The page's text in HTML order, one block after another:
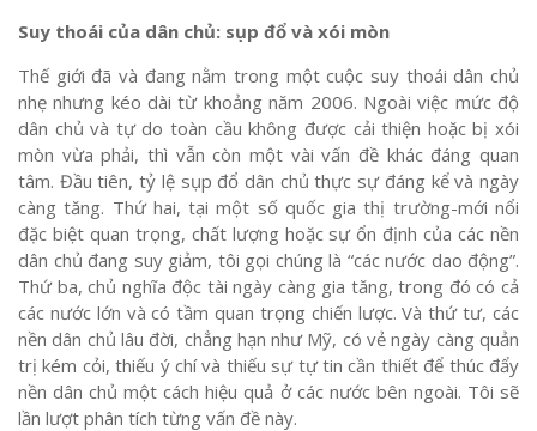
Suy thoái của dân chủ: sụp đổ và xói mòn
Thế giới đã và đang nằm trong một cuộc suy thoái dân chủ
nhẹ nhưng kéo dài từ khoảng năm 2006. Ngoài việc mức độ
dân chủ và tự do toàn cầu không được cải thiện hoặc bị xói
mòn vừa phải, thì vẫn còn một vài vấn đề khác đáng quan
tâm. Đầu tiên, tỷ lệ sụp đổ dân chủ thực sự đáng kể và ngày
càng tăng. Thứ hai, tại một số quốc gia thị trường-mới nổi
đặc biệt quan trọng, chất lượng hoặc sự ổn định của các nền
dân chủ đang suy giảm, tôi gọi chúng là “các nước dao động”.
Thứ ba, chủ nghĩa độc tài ngày càng gia tăng, trong đó có cả
các nước lớn và có tầm quan trọng chiến lược. Và thứ tư, các
nền dân chủ lâu đời, chẳng hạn như Mỹ, có vẻ ngày càng quản
trị kém cỏi, thiếu ý chí và thiếu sự tự tin cần thiết để thúc đẩy
nền dân chủ một cách hiệu quả ở các nước bên ngoài. Tôi sẽ
lần lượt phân tích từng vấn đề này.